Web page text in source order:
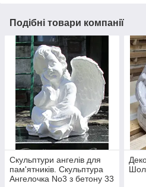
Подібні товари компанії
Скульптури ангелів для
пам'ятників. Скульптура
Ангелочка No3 з бетону 33